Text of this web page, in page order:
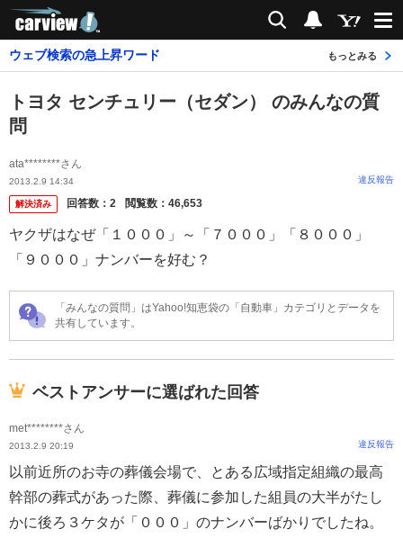
検索 通知
ウェブ検索の急上昇ワード もっとみる
トヨタ センチュリー（セダン） のみんなの質
問
ata********さん
2013.2.9 14:34 違反報告
解決済み 回答数： 2 閲覧数： 46,653
ヤクザはなぜ「１０００」～「７０００」「８０００」
「９０００」ナンバーを好む？
「みんなの質問」はYahoo!知恵袋の「自動車」カテゴリとデータを
共有しています。
ベストアンサーに選ばれた回答
met********さん
2013.2.9 20:19 違反報告
以前近所のお寺の葬儀会場で、とある広域指定組織の最高
幹部の葬式があった際、葬儀に参加した組員の大半がたし
かに後ろ３ケタが「０００」のナンバーばかりでしたね。